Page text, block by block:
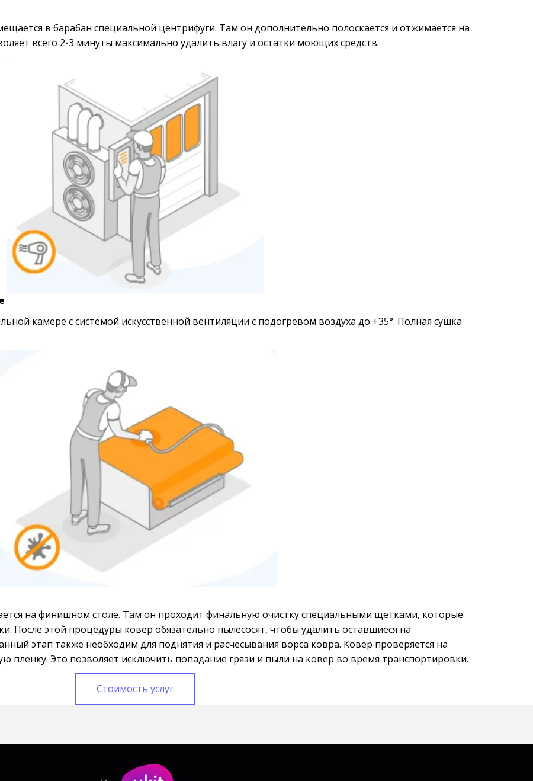
в барабан специальной центрифуги. Там он дополнительно полоскается и отжимается на
всего 2-3 минуты максимально удалить влагу и остатки моющих средств.
камере с системой искусственной вентиляции с подогревом воздуха до +35°. Полная сушка
на финишном столе. Там он проходит финальную очистку специальными щетками, которые
После этой процедуры ковер обязательно пылесосят, чтобы удалить оставшиеся на
этап также необходим для поднятия и расчесывания ворса ковра. Ковер проверяется на
пленку. Это позволяет исключить попадание грязи и пыли на ковер во время транспортировки.
Стоимость услуг